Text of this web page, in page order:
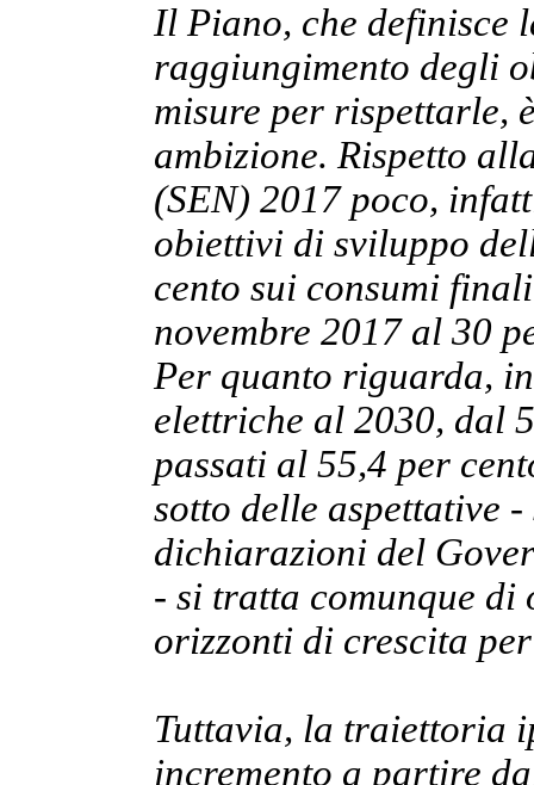
Il Piano, che
raggiungimento degli
misure per rispettarle,
ambizione. Rispetto
(SEN) 2017 poco,
obiettivi di sviluppo
cento sui consumi
novembre 2017 al 30
Per quanto riguarda,
elettriche al 2030, dal
passati al 55,4 per
sotto delle aspettative
dichiarazioni del
- si tratta comunque
orizzonti di crescita
Tuttavia, la traiettoria
incremento a partire